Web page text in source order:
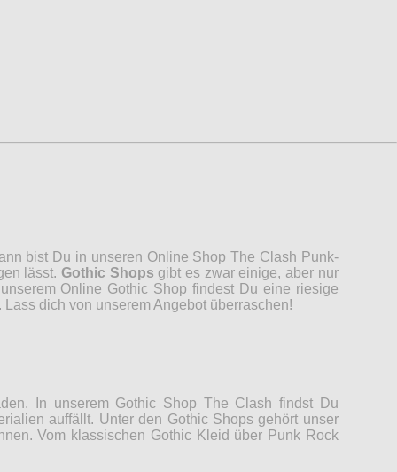
bist Du in unseren Online Shop The Clash Punk-
lässt. Gothic Shops gibt es zwar einige, aber nur
Online Gothic Shop findest Du eine riesige
dich von unserem Angebot überraschen!
In unserem Gothic Shop The Clash findst Du
auffällt. Unter den Gothic Shops gehört unser
Vom klassischen Gothic Kleid über Punk Rock